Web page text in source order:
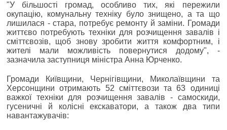
"У більшості громад, особливо тих, які пережили
окупацію, комунальну техніку було знищено, а та що
лишилася - стара, потребує ремонту й заміни. Громади
життєво потребують техніки для розчищення завалів і
сміттєвозів, щоб знову зробити життя комфортним, і
жителі мали можливість повернутися додому", -
зазначила заступниця міністра Анна Юрченко.
Громади Київщини, Чернігівщини, Миколаївщини та
Херсонщини отримають 52 сміттєвози та 63 одиниці
важкої техніки для розчищення завалів - самоскиди,
гусеничні й колісні екскаватори, а також два типи
навантажувачів: